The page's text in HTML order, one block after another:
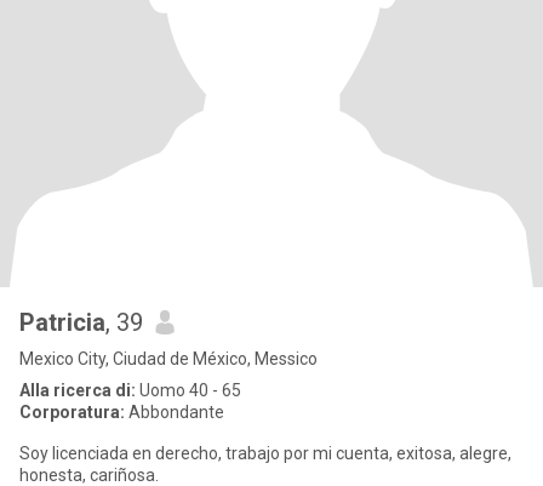
Patricia, 39
Mexico City, Ciudad de México, Messico
Alla ricerca di: Uomo 40 - 65
Corporatura: Abbondante
Soy licenciada en derecho, trabajo por mi cuenta, exitosa, alegre,
honesta, cariñosa.